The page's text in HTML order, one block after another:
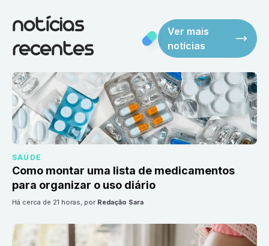
notícias
recentes
Ver mais
notícias
SAÚDE
Como montar uma lista de medicamentos
para organizar o uso diário
há cerca de 21 horas, por Redação Sara